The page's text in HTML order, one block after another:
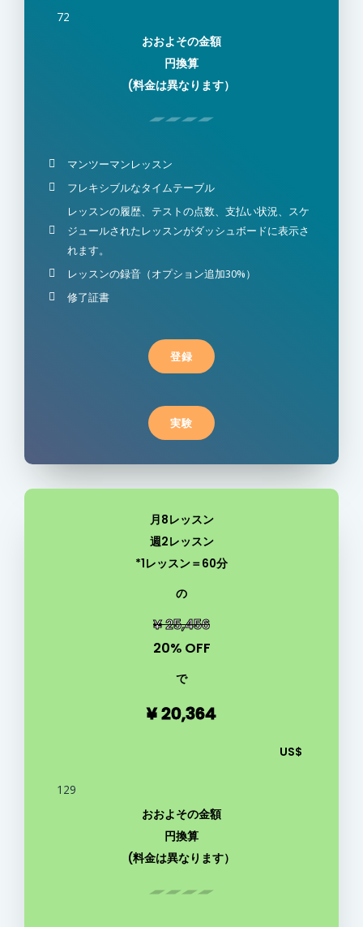
72
おおよその金額
円換算
(料金は異なります）
マンツーマンレッスン
フレキシブルなタイムテーブル
レッスンの履歴、テストの点数、支払い状況、スケ
ジュールされたレッスンがダッシュボードに表示さ
れます。
レッスンの録音（オプション追加30%）
修了証書
登録
実験
月8レッスン
週2レッスン
*1レッスン＝60分
の
¥ 25,456
20% OFF
で
¥ 20,364
US$
129
おおよその金額
円換算
(料金は異なります）